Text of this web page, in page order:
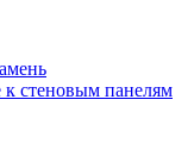
стеновым панелям